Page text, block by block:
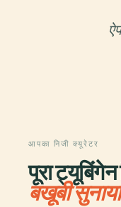
आपका निजी क्यूरेटर
पूरा ट्यूबिंगेन
बखूबी